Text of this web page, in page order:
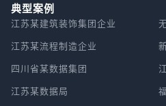
典型案例
江苏某建筑装饰集团企业
江苏某流程制造企业
四川省某数据集团
江苏某数据局